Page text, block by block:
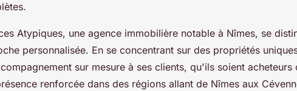
Atypiques, une agence immobilière notable à Nîmes, se
personnalisée. En se concentrant sur des propriétés
sur mesure à ses clients, qu'ils soient acheteurs
renforcée dans des régions allant de Nîmes aux